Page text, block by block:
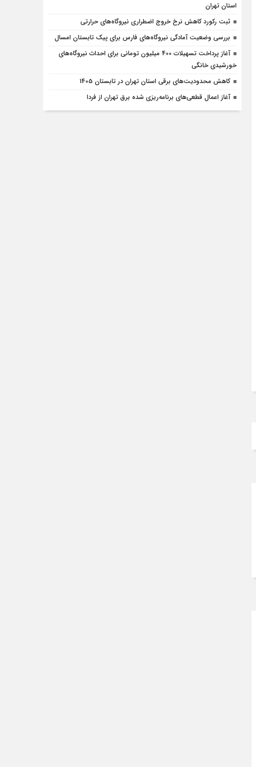
استان تهران
ثبت رکورد کاهش نرخ خروج اضطراری نیروگاه‌های حرارتی
بررسی وضعیت آمادگی نیروگاه‌های فارس برای پیک تابستان امسال
آغاز پرداخت تسهیلات 400 میلیون تومانی برای احداث نیروگاه‌های
خورشیدی خانگی
کاهش محدودیت‌های برقی استان تهران در تابستان 1405
آغاز اعمال قطعی‌های برنامه‌ریزی شده برق تهران از فردا